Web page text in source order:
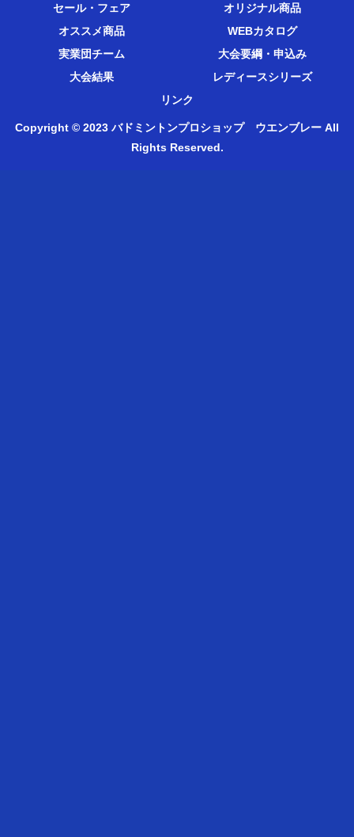
セール・フェア
オリジナル商品
オススメ商品
WEBカタログ
実業団チーム
大会要綱・申込み
大会結果
レディースシリーズ
リンク
Copyright © 2023 バドミントンプロショップ ウエンブレー All
Rights Reserved.